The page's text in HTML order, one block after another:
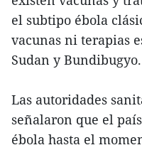
el subtipo ébola
vacunas ni terapias
Sudan y Bundibugyo.
Las autoridades
señalaron que el
ébola hasta el